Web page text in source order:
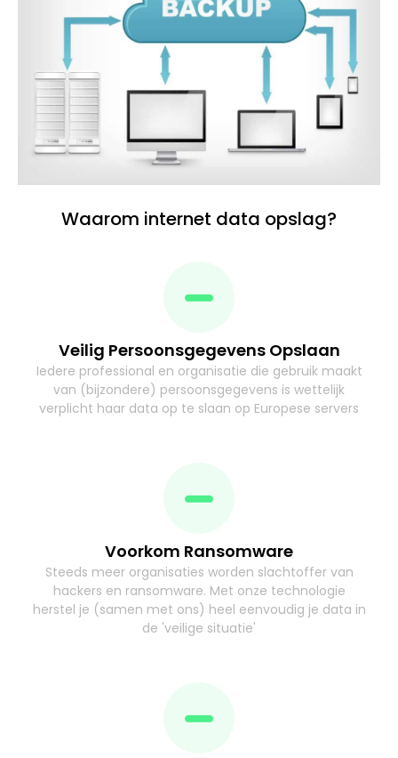
Waarom internet data opslag?
Veilig Persoonsgegevens Opslaan
Iedere professional en organisatie die gebruik maakt
van (bijzondere) persoonsgegevens is wettelijk
verplicht haar data op te slaan op Europese servers
Voorkom Ransomware
Steeds meer organisaties worden slachtoffer van
hackers en ransomware. Met onze technologie
herstel je (samen met ons) heel eenvoudig je data in
de 'veilige situatie'